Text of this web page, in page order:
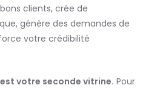
clients, crée de
génère des demandes de
votre crédibilité
votre seconde vitrine. Pour